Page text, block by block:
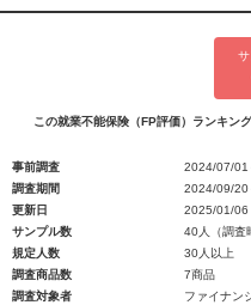
この就業不能保険（FP評価）ランキン
事前調査
2024/07/01
調査期間
2024/09/20
更新日
2025/01/06
サンプル数
40人（調査
規定人数
30人以上
調査商品数
7商品
調査対象者
ファイナン